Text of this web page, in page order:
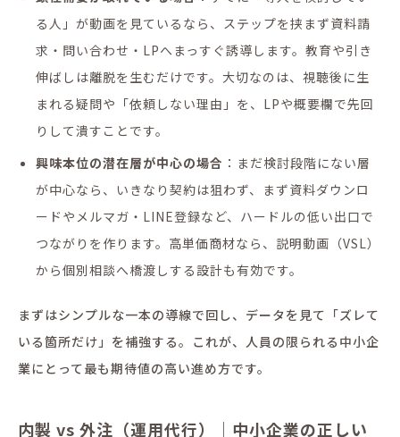
る人」が動画を見ているなら、ステップを挟まず資料請
求・問い合わせ・LPへまっすぐ誘導します。教育や引き
伸ばしは離脱を生むだけです。大切なのは、視聴後に生
まれる疑問や「依頼しない理由」を、LPや概要欄で先回
りして潰すことです。
興味本位の潜在層が中心の場合 ：まだ検討段階にない層
が中心なら、いきなり契約は狙わず、まず資料ダウンロ
ードやメルマガ・LINE登録など、ハードルの低い出口で
つながりを作ります。高単価商材なら、説明動画（VSL）
から個別相談へ橋渡しする設計も有効です。
まずはシンプルな一本の導線で回し、データを見て「ズレて
いる箇所だけ」を補強する。これが、人員の限られる中小企
業にとって最も期待値の高い進め方です。
内製 vs 外注（運用代行）｜中小企業の正しい